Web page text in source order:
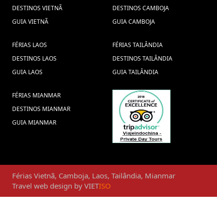
DESTINOS VIETNÃ
GUIA VIETNÃ
DESTINOS CAMBOJA
GUIA CAMBOJA
FÉRIAS LAOS
DESTINOS LAOS
GUIA LAOS
FÉRIAS TAILÂNDIA
DESTINOS TAILÂNDIA
GUIA TAILÂNDIA
FÉRIAS MIANMAR
DESTINOS MIANMAR
GUIA MIANMAR
Férias Vietnã, Camboja, Laos, Tailândia, Mianmar
Travel web design by VIETISO